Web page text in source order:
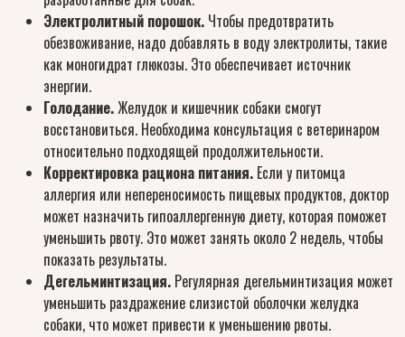
Электролитный порошок. Чтобы предотвратить
обезвоживание, надо добавлять в воду электролиты, такие
как моногидрат глюкозы. Это обеспечивает источник
энергии.
Голодание.Желудок и кишечник собаки смогут
восстановиться. Необходима консультация с ветеринаром
относительно подходящей продолжительности.
Корректировка рациона питания. Если у питомца
аллергия или непереносимость пищевых продуктов, доктор
может назначить гипоаллергенную диету, которая поможет
уменьшить рвоту. Это может занять около 2 недель, чтобы
показать результаты.
Дегельминтизация. Регулярная дегельминтизация может
уменьшить раздражение слизистой оболочки желудка
собаки, что может привести к уменьшению рвоты.